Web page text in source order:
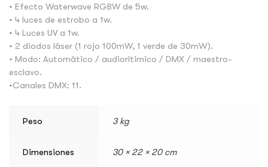
• Efecto Waterwave RGBW de 5w.
• 4 luces de estrobo a 1w.
• 4 Luces UV a 1w.
• 2 diodos láser (1 rojo 100mW, 1 verde de 30mW).
• Modo: Automático / audiorítimico / DMX / maestro-
esclavo.
•Canales DMX: 11.
Peso 3 kg
Dimensiones 30 × 22 × 20 cm